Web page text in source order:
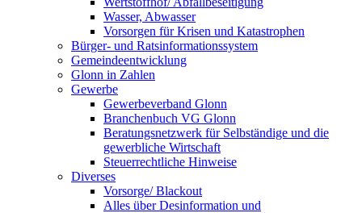
Wasser, Abwasser
Vorsorgen für Krisen und Katastrophen
Bürger- und Ratsinformationssystem
Gemeindeentwicklung
Glonn in Zahlen
Gewerbe
Gewerbeverband Glonn
Branchenbuch VG Glonn
Beratungsnetzwerk für Selbständige und die
gewerbliche Wirtschaft
Steuerrechtliche Hinweise
Diverses
Vorsorge/ Blackout
Alles über Desinformation und